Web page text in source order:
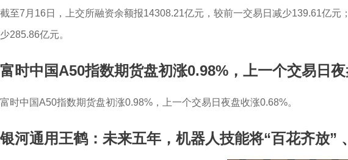
截至7月16日，上交所融资余额报14308.21亿元，较前一交易日减少139.61亿
少285.86亿元。
富时中国A50指数期货盘初涨0.98%，上一个交易日夜
富时中国A50指数期货盘初涨0.98%，上一个交易日夜盘收涨0.68%。
银河通用王鹤：未来五年，机器人技能将“百花齐放” 、